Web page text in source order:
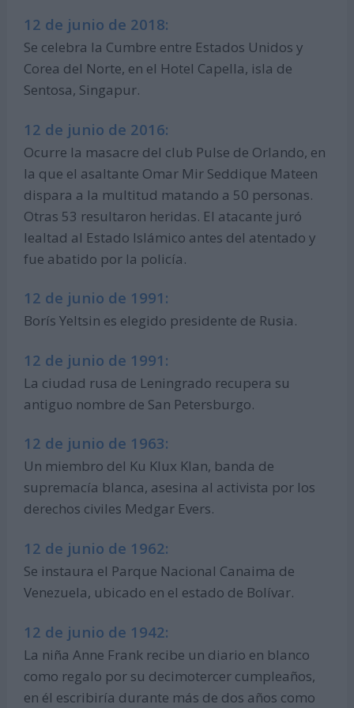
12 de junio de 2018:
Se celebra la Cumbre entre Estados Unidos y
Corea del Norte, en el Hotel Capella, isla de
Sentosa, Singapur.
12 de junio de 2016:
Ocurre la masacre del club Pulse de Orlando, en
la que el asaltante Omar Mir Seddique Mateen
dispara a la multitud matando a 50 personas.
Otras 53 resultaron heridas. El atacante juró
lealtad al Estado Islámico antes del atentado y
fue abatido por la policía.
12 de junio de 1991:
Borís Yeltsin es elegido presidente de Rusia.
12 de junio de 1991:
La ciudad rusa de Leningrado recupera su
antiguo nombre de San Petersburgo.
12 de junio de 1963:
Un miembro del Ku Klux Klan, banda de
supremacía blanca, asesina al activista por los
derechos civiles Medgar Evers.
12 de junio de 1962:
Se instaura el Parque Nacional Canaima de
Venezuela, ubicado en el estado de Bolívar.
12 de junio de 1942:
La niña Anne Frank recibe un diario en blanco
como regalo por su decimotercer cumpleaños,
en él escribiría durante más de dos años como